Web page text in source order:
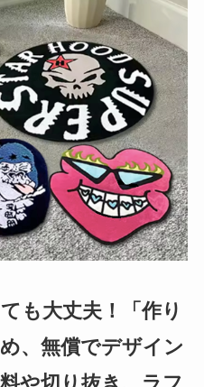
も大丈夫！「作り
、無償でデザイン